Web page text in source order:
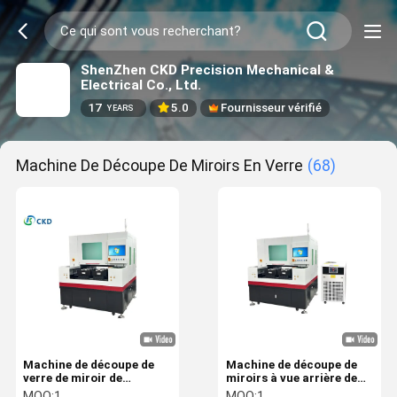
ShenZhen CKD Precision Mechanical &
Electrical Co., Ltd.
17 YEARS 5.0 Fournisseur vérifié
Machine De Découpe De Miroirs En Verre (68)
Machine de découpe de
verre de miroir de
maquillage 50W 80W
Machine de découpe de
miroirs à vue arrière de
haute précision avec 3,5